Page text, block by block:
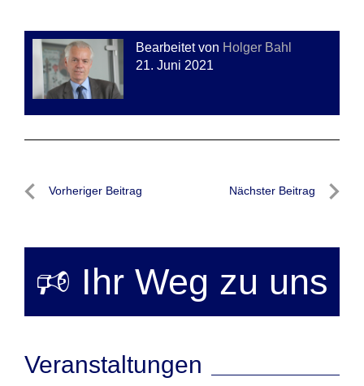
Bearbeitet von Holger Bahl
21. Juni 2021
Beitragsnavigation
Vorheriger Beitrag Nächster Beitrag
🕫 Ihr Weg zu uns
Veranstaltungen